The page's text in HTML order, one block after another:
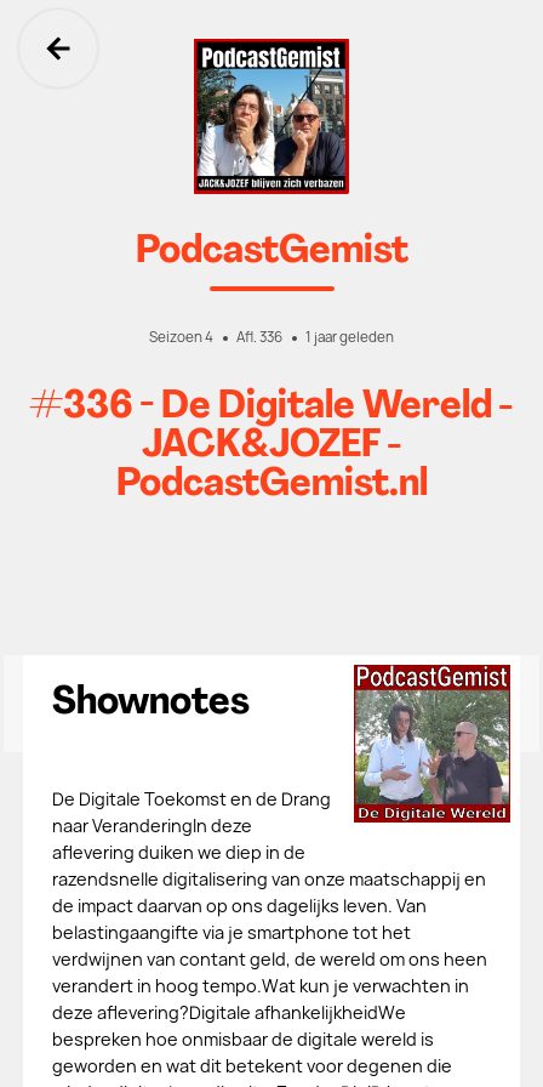
Ga terug
PodcastGemist
Seizoen 4 Afl. 336 1 jaar geleden
#336 - De Digitale Wereld -
JACK&JOZEF -
PodcastGemist.nl
Shownotes
De Digitale Toekomst en de Drang
naar VeranderingIn deze
aflevering duiken we diep in de
razendsnelle digitalisering van onze maatschappij en
de impact daarvan op ons dagelijks leven. Van
belastingaangifte via je smartphone tot het
verdwijnen van contant geld, de wereld om ons heen
verandert in hoog tempo.Wat kun je verwachten in
deze aflevering?Digitale afhankelijkheidWe
bespreken hoe onmisbaar de digitale wereld is
geworden en wat dit betekent voor degenen die